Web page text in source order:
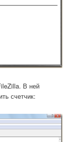
В ней
счетчик: